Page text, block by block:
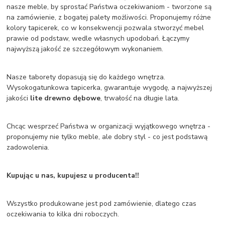
nasze meble, by sprostać Państwa oczekiwaniom - tworzone są
na zamówienie, z bogatej palety możliwości. Proponujemy różne
kolory tapicerek, co w konsekwencji pozwala stworzyć mebel
prawie od podstaw, wedle własnych upodobań. Łączymy
najwyższą jakość ze szczegółowym wykonaniem.
Nasze taborety dopasują się do każdego wnętrza.
Wysokogatunkowa tapicerka, gwarantuje wygodę, a najwyższej
jakości lite drewno dębowe, trwałość na długie lata.
Chcąc wesprzeć Państwa w organizacji wyjątkowego wnętrza -
proponujemy nie tylko meble, ale dobry styl - co jest podstawą
zadowolenia.
Kupując u nas, kupujesz u producenta!!
Wszystko produkowane jest pod zamówienie, dlatego czas
oczekiwania to kilka dni roboczych.